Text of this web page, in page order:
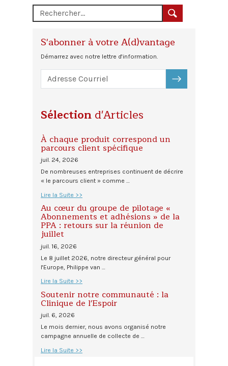
S'abonner à votre A(d)vantage
Démarrez avec notre lettre d'information.
S'ABONNER
Sélection d'Articles
À chaque produit correspond un
parcours client spécifique
juil. 24, 2026
De nombreuses entreprises continuent de décrire
« le parcours client » comme …
Lire la Suite >>
Au cœur du groupe de pilotage «
Abonnements et adhésions » de la
PPA : retours sur la réunion de
juillet
juil. 16, 2026
Le 8 juillet 2026, notre directeur général pour
l'Europe, Philippe van …
Lire la Suite >>
Soutenir notre communauté : la
Clinique de l'Espoir
juil. 6, 2026
Le mois dernier, nous avons organisé notre
campagne annuelle de collecte de …
Lire la Suite >>